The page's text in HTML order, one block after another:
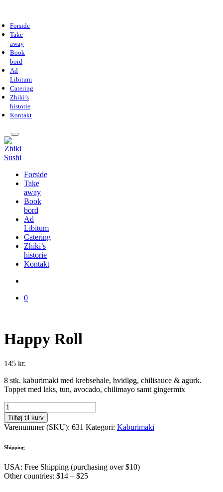
Forside
Take
away
Book
bord
Ad
Libitum
Catering
Zhiki’s
historie
Kontakt
Forside
Take
away
Book
bord
Ad
Libitum
Catering
Zhiki’s
historie
Kontakt
0
Happy Roll
145 kr.
8 stk. kaburimaki med krebsehale, hvidløg, chilisauce & agurk.
Toppet med laks, tun, avocado, chilimayo samt gingermix
Happy
Roll
antal
Tilføj til kurv
Varenummer (SKU): 631 Kategori: Kaburimaki
Shipping
USA: Free Shipping (purchasing over $10)
Other countries: $14 – $25